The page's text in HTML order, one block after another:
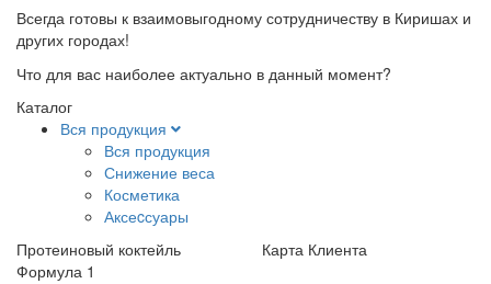
Всегда готовы к взаимовыгодному сотрудничеству в Киришах и
других городах!
Что для вас наиболее актуально в данный момент?
Каталог
Вся продукция
Вся продукция
Снижение веса
Косметика
Аксеcсуары
Протеиновый коктейль
Формула 1
Карта Клиента